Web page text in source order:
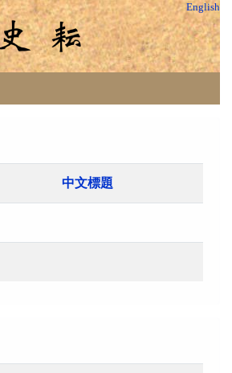
English
中文標題